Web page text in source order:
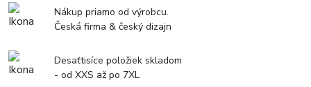
Nákup priamo od výrobcu.
Česká firma & český dizajn
Desaťtisíce položiek skladom
- od XXS až po 7XL